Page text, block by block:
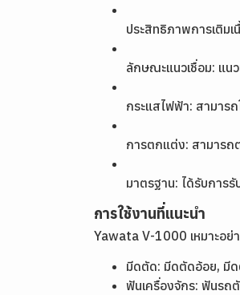
ประสิทธิภาพการเติมเ
ลักษณะแนวเชื่อม: แน
กระแสไฟฟ้า: สามาร
การตกแต่ง: สามารถ
มาตรฐาน: ได้รับการ
การใช้งานที่แนะนำ
Yawata V-1000 เหมาะอย่
มีดตัด: มีดตัดอ้อย, มีด
ฟันเครื่องจักร: ฟันรถ